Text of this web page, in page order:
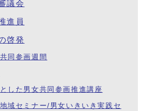
議会
進員
啓発
同参画週間
した男女共同参画推進講座
域セミナー/男女いきいき実践セ